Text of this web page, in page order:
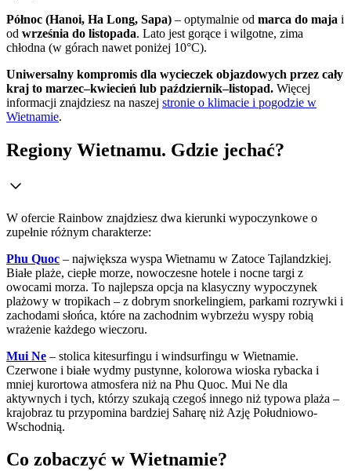
Północ (Hanoi, Ha Long, Sapa) – optymalnie od marca do maja i
od września do listopada. Lato jest gorące i wilgotne, zima
chłodna (w górach nawet poniżej 10°C).
Uniwersalny kompromis dla wycieczek objazdowych przez cały
kraj to marzec–kwiecień lub październik–listopad. Więcej
informacji znajdziesz na naszej stronie o klimacie i pogodzie w
Wietnamie.
Regiony Wietnamu. Gdzie jechać?
W ofercie Rainbow znajdziesz dwa kierunki wypoczynkowe o
zupełnie różnym charakterze:
Phu Quoc – największa wyspa Wietnamu w Zatoce Tajlandzkiej.
Białe plaże, ciepłe morze, nowoczesne hotele i nocne targi z
owocami morza. To najlepsza opcja na klasyczny wypoczynek
plażowy w tropikach – z dobrym snorkelingiem, parkami rozrywki i
zachodami słońca, które na zachodnim wybrzeżu wyspy robią
wrażenie każdego wieczoru.
Mui Ne – stolica kitesurfingu i windsurfingu w Wietnamie.
Czerwone i białe wydmy pustynne, kolorowa wioska rybacka i
mniej kurortowa atmosfera niż na Phu Quoc. Mui Ne dla
aktywnych i tych, którzy szukają czegoś innego niż typowa plaża –
krajobraz tu przypomina bardziej Saharę niż Azję Południowo-
Wschodnią.
Co zobaczyć w Wietnamie?